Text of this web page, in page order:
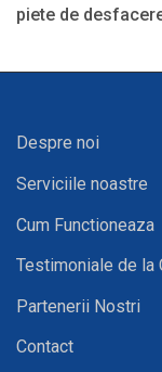
piete de
Despre noi
Serviciile noastre
Cum Functioneaza
Testimoniale de la
Partenerii Nostri
Contact